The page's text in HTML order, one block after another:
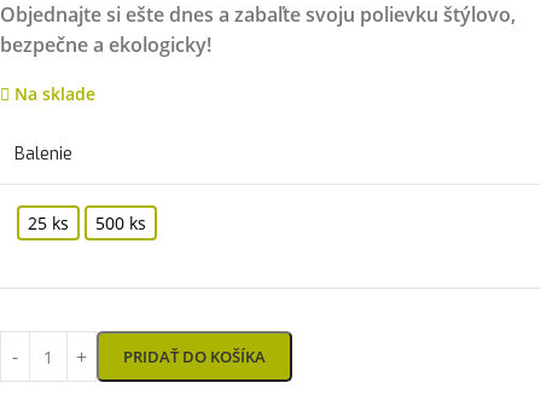
Objednajte si ešte dnes a zabaľte svoju polievku štýlovo,
bezpečne a ekologicky!
Na sklade
Balenie
25 ks 500 ks
PRIDAŤ DO KOŠÍKA